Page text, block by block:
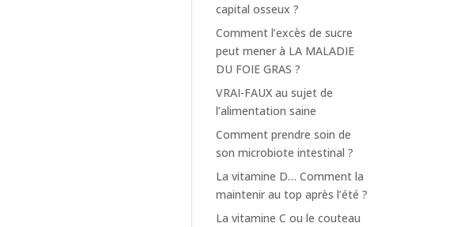
capital osseux ?
Comment l’excès de sucre
peut mener à LA MALADIE
DU FOIE GRAS ?
VRAI-FAUX au sujet de
l’alimentation saine
Comment prendre soin de
son microbiote intestinal ?
La vitamine D… Comment la
maintenir au top après l’été ?
La vitamine C ou le couteau